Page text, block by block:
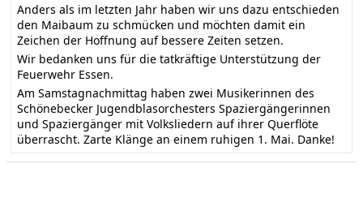
Anders als im letzten Jahr haben wir uns dazu entschieden
den Maibaum zu schmücken und möchten damit ein
Zeichen der Hoffnung auf bessere Zeiten setzen.
Wir bedanken uns für die tatkräftige Unterstützung der
Feuerwehr Essen.
Am Samstagnachmittag haben zwei Musikerinnen des
Schönebecker Jugendblasorchesters Spaziergängerinnen
und Spaziergänger mit Volksliedern auf ihrer Querflöte
überrascht. Zarte Klänge an einem ruhigen 1. Mai. Danke!